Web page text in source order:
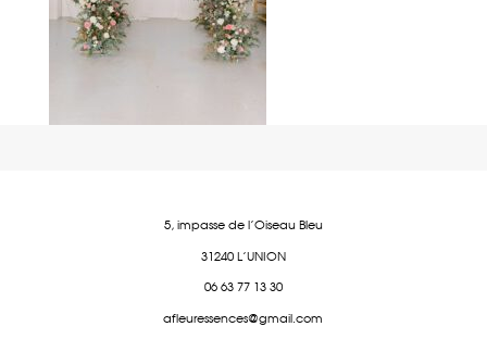
5, impasse de l'Oiseau Bleu
31240 L'UNION
06 63 77 13 30
afleuressences@gmail.com